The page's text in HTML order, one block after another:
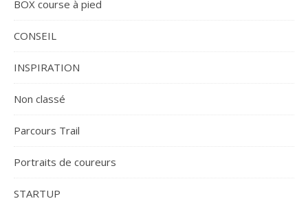
BOX course à pied
CONSEIL
INSPIRATION
Non classé
Parcours Trail
Portraits de coureurs
STARTUP